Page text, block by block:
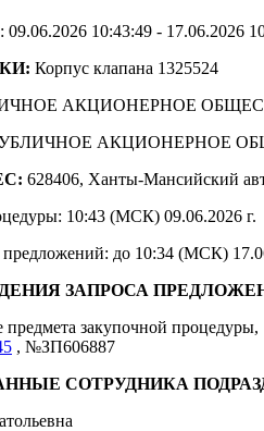
09.06.2026 10:43:49 - 17.06.2026
Корпус клапана 1325524
АКЦИОНЕРНОЕ
АКЦИОНЕРНОЕ
628406, Ханты-Мансийский
10:43 (МСК) 09.06.2026 г.
предложений: до 10:34 (МСК)
ЗАПРОСА
закупочной
, №ЗП606887
СОТРУДНИКА